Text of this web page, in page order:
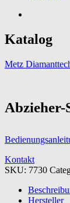
Katalog
Metz
Abzieher-
Kontakt
SKU: 7730
Hersteller